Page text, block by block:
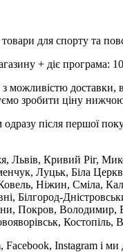
для спорту та
+ діє програма:
можливістю
зробити ціну
після першої
Львів, Кривий Ріг,
Луцьк, Біла
Ніжин, Сміла,
Білгород-
Покров, Володимир,
Instagram і